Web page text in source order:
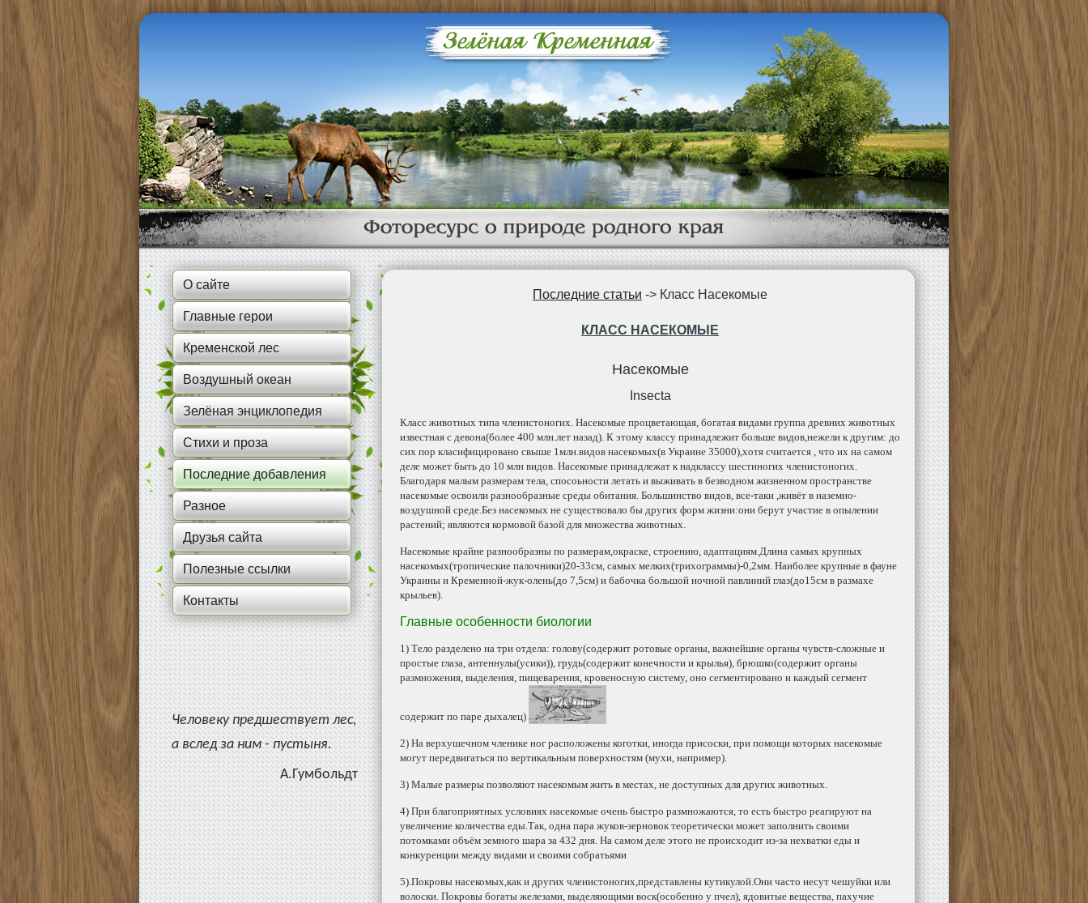
О сайте
Главные герои
Кременской лес
Воздушный океан
Зелёная энциклопедия
Стихи и проза
Последние добавления
Разное
Друзья сайта
Полезные ссылки
Контакты
Человеку предшествует лес,
а вслед за ним - пустыня.
А.Гумбольдт
Последние статьи -> Класс Насекомые
КЛАСС НАСЕКОМЫЕ
Насекомые
Insecta
Класс животных типа членистоногих. Насекомые процветающая, богатая видами группа древних животных
известная с девона(более 400 млн.лет назад). К этому классу принадлежит больше видов,нежели к другим: до
сих пор класифицировано свыше 1млн.видов насекомых(в Украине 35000),хотя считается , что их на самом
деле может быть до 10 млн видов. Насекомые принадлежат к надклассу шестиногих членистоногих.
Благодаря малым размерам тела, спосоьности летать и выживать в безводном жизненном пространстве
насекомые освоили разнообразные среды обитания. Большинство видов, все-таки ,живёт в наземно-
воздушной среде.Без насекомых не существовало бы других форм жизни:они берут участие в опылении
растений; являются кормовой базой для множества животных.
Насекомые крайне разнообразны по размерам,окраске, строению, адаптациям.Длина самых крупных
насекомых(тропические палочники)20-33см, самых мелких(трихограммы)-0,2мм. Наиболее крупные в фауне
Украины и Кременной-жук-олень(до 7,5см) и бабочка большой ночной павлиний глаз(до15см в размахе
крыльев).
Главные особенности биологии
1) Тело разделено на три отдела: голову(содержит ротовые органы, важнейшие органы чувств-сложные и
простые глаза, антеннулы(усики)), грудь(содержит конечности и крылья), брюшко(содержит органы
размножения, выделения, пищеварения, кровеносную систему, оно сегментировано и каждый сегмент
содержит по паре дыхалец)
2) На верхушечном членике ног расположены коготки, иногда присоски, при помощи которых насекомые
могут передвигаться по вертикальным поверхностям (мухи, например).
3) Малые размеры позволяют насекомым жить в местах, не доступных для других животных.
4) При благоприятных условиях насекомые очень быстро размножаются, то есть быстро реагируют на
увеличение количества еды.Так, одна пара жуков-зерновок теоретически может заполнить своими
потомками объём земного шара за 432 дня. На самом деле этого не происходит из-за нехватки еды и
конкуренции между видами и своими собратьями
5).Покровы насекомых,как и других членистоногих,представлены кутикулой.Они часто несут чешуйки или
волоски. Покровы богаты железами, выделяющими воск(особенно у пчел), ядовитые вещества, пахучие